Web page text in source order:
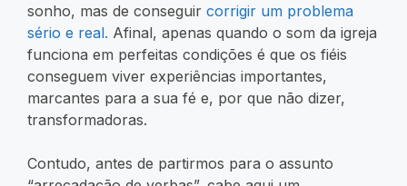
sonho, mas de conseguir corrigir um problema
sério e real. Afinal, apenas quando o som da igreja
funciona em perfeitas condições é que os fiéis
conseguem viver experiências importantes,
marcantes para a sua fé e, por que não dizer,
transformadoras.
Contudo, antes de partirmos para o assunto